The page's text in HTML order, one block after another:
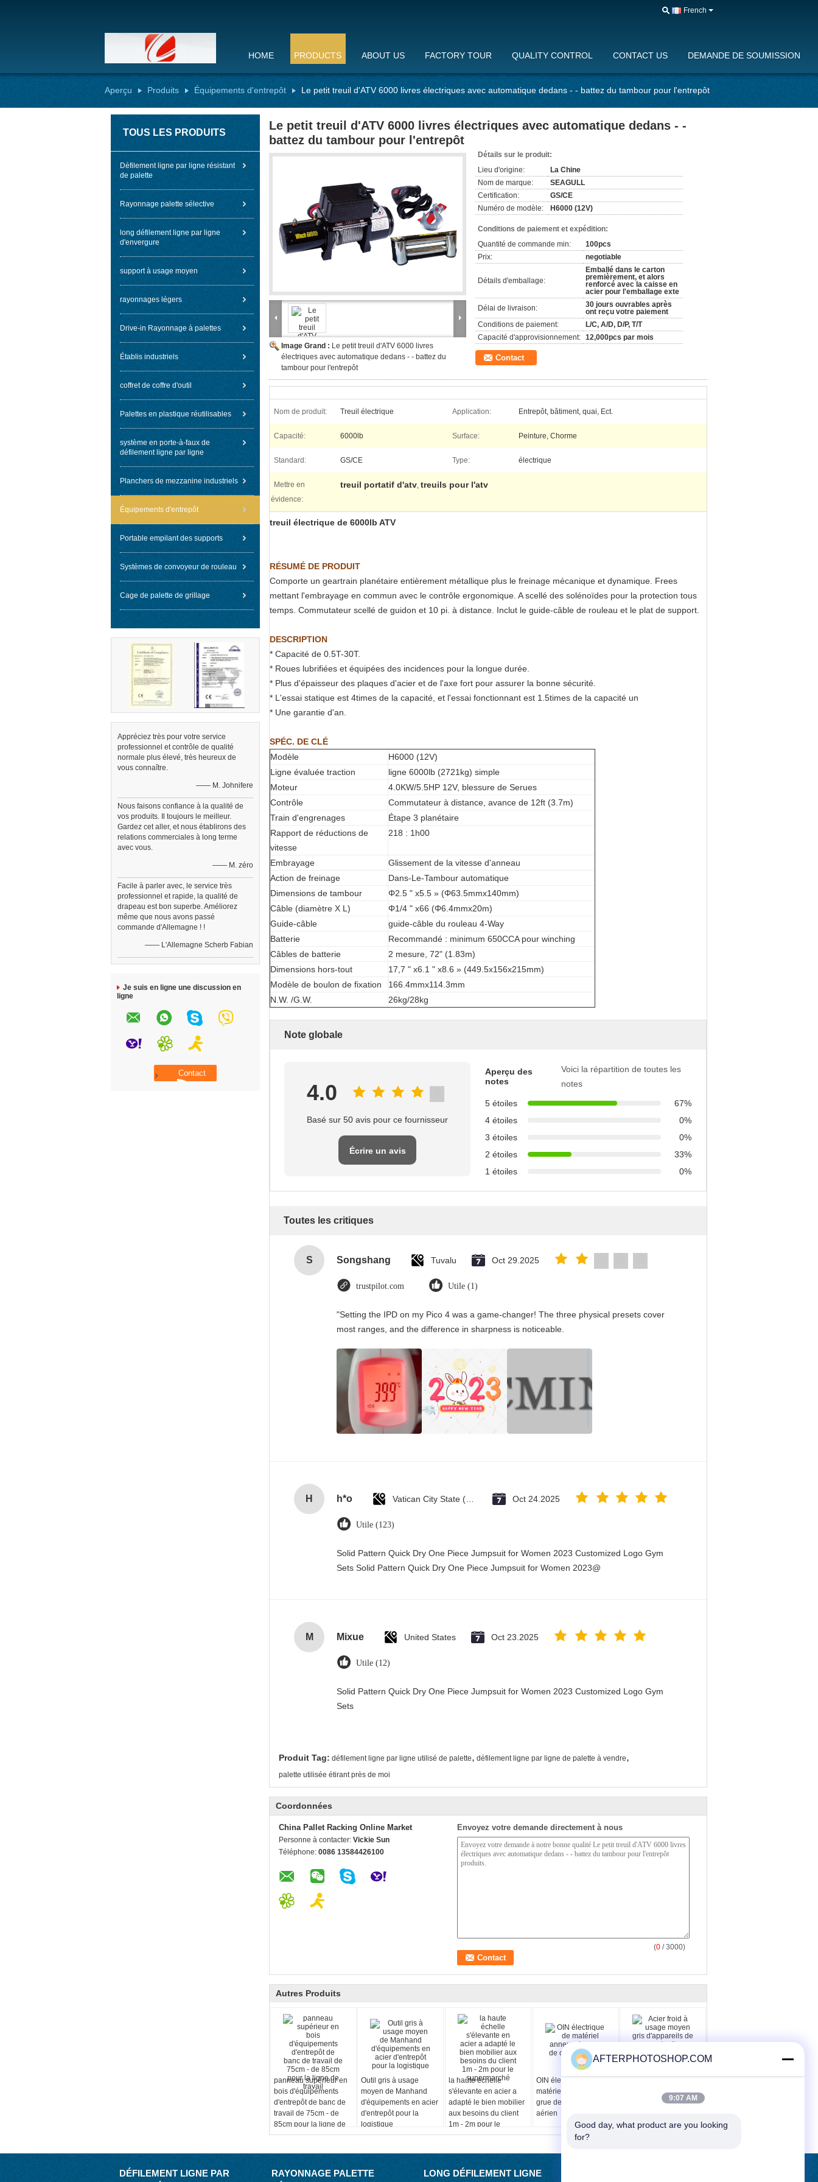
French
HOME PRODUCTS ABOUT US FACTORY TOUR QUALITY CONTROL CONTACT US DEMANDE DE SOUMISSION
Aperçu Produits Équipements d'entrepôt Le petit treuil d'ATV 6000 livres électriques avec automatique dedans - - battez du tambour pour l'entrepôt
TOUS LES PRODUITS
Défilement ligne par ligne résistant
de palette
Rayonnage palette sélective
long défilement ligne par ligne
d'envergure
support à usage moyen
rayonnages légers
Drive-in Rayonnage à palettes
Établis industriels
coffret de coffre d'outil
Palettes en plastique réutilisables
système en porte-à-faux de
défilement ligne par ligne
Planchers de mezzanine industriels
Équipements d'entrepôt
Portable empilant des supports
Systèmes de convoyeur de rouleau
Cage de palette de grillage
Appréciez très pour votre service
professionnel et contrôle de qualité
normale plus élevé, très heureux de
vous connaître.
—— M. Johnifere
Nous faisons confiance à la qualité de
vos produits. Il toujours le meilleur.
Gardez cet aller, et nous établirons des
relations commerciales à long terme
avec vous.
—— M. zéro
Facile à parler avec, le service très
professionnel et rapide, la qualité de
drapeau est bon superbe. Améliorez
même que nous avons passé
commande d'Allemagne ! !
—— L'Allemagne Scherb Fabian
Je suis en ligne une discussion en
ligne
Le petit treuil d'ATV 6000 livres électriques avec automatique dedans - -
battez du tambour pour l'entrepôt
Image Grand : Le petit treuil d'ATV 6000 livres
électriques avec automatique dedans - - battez du
tambour pour l'entrepôt
Détails sur le produit:
Lieu d'origine:
La Chine
Nom de marque:
SEAGULL
Certification:
GS/CE
Numéro de modèle:
H6000 (12V)
Conditions de paiement et expédition:
Quantité de commande min:
100pcs
Prix:
negotiable
Détails d'emballage:
Emballé dans le carton
premièrement, et alors
renforcé avec la caisse en
acier pour l'emballage exte
Délai de livraison:
30 jours ouvrables après
ont reçu votre paiement
Conditions de paiement:
L/C, A/D, D/P, T/T
Capacité d'approvisionnement: 12,000pcs par mois
Contact
Nom de produit: Treuil électrique Application: Entrepôt, bâtiment, quai, Ect.
Capacité: 6000lb Surface: Peinture, Chorme
Standard: GS/CE Type: électrique
Mettre en
évidence:
treuil portatif d'atv, treuils pour l'atv
treuil électrique de 6000lb ATV
RÉSUMÉ DE PRODUIT
Comporte un geartrain planétaire entièrement métallique plus le freinage mécanique et dynamique. Frees
mettant l'embrayage en commun avec le contrôle ergonomique. A scellé des solénoïdes pour la protection tous
temps. Commutateur scellé de guidon et 10 pi. à distance. Inclut le guide-câble de rouleau et le plat de support.
DESCRIPTION
* Capacité de 0.5T-30T.
* Roues lubrifiées et équipées des incidences pour la longue durée.
* Plus d'épaisseur des plaques d'acier et de l'axe fort pour assurer la bonne sécurité.
* L'essai statique est 4times de la capacité, et l'essai fonctionnant est 1.5times de la capacité un
* Une garantie d'an.
SPÉC. DE CLÉ
Modèle
H6000 (12V)
Ligne évaluée traction
ligne 6000lb (2721kg) simple
Moteur
4.0KW/5.5HP 12V, blessure de Serues
Contrôle
Commutateur à distance, avance de 12ft (3.7m)
Train d'engrenages
Étape 3 planétaire
Rapport de réductions de
vitesse
218 : 1h00
Embrayage
Glissement de la vitesse d'anneau
Action de freinage
Dans-Le-Tambour automatique
Dimensions de tambour
Φ2.5 " x5.5 » (Φ63.5mmx140mm)
Câble (diamètre X L)
Φ1/4 " x66 (Φ6.4mmx20m)
Guide-câble
guide-câble du rouleau 4-Way
Batterie
Recommandé : minimum 650CCA pour winching
Câbles de batterie
2 mesure, 72" (1.83m)
Dimensions hors-tout
17,7 " x6.1 " x8.6 » (449.5x156x215mm)
Modèle de boulon de fixation
166.4mmx114.3mm
N.W. /G.W.
26kg/28kg
Note globale
4.0
Basé sur 50 avis pour ce fournisseur
Écrire un avis
Aperçu des
notes
Voici la répartition de toutes les
notes
5 étoiles
67%
4 étoiles
0%
3 étoiles
0%
2 étoiles
33%
1 étoiles
0%
Toutes les critiques
S Songshang Tuvalu Oct 29.2025
trustpilot.com Utile (1)
"Setting the IPD on my Pico 4 was a game-changer! The three physical presets cover
most ranges, and the difference in sharpness is noticeable.
H h*o Oct 24.2025
Utile (123)
Solid Pattern Quick Dry One Piece Jumpsuit for Women 2023 Customized Logo Gym
Sets Solid Pattern Quick Dry One Piece Jumpsuit for Women 2023@
M Mixue United States Oct 23.2025
Utile (12)
Solid Pattern Quick Dry One Piece Jumpsuit for Women 2023 Customized Logo Gym
Sets
Produit Tag: défilement ligne par ligne utilisé de palette, défilement ligne par ligne de palette à vendre,
palette utilisée étirant près de moi
Coordonnées
China Pallet Racking Online Market
Personne à contacter: Vickie Sun
Téléphone: 0086 13584426100
Envoyez votre demande directement à nous
(0 / 3000)
Autres Produits
panneau supérieur en
bois d'équipements
d'entrepôt de banc de
travail de 75cm - de
85cm pour la ligne de
travail
Outil gris à usage
moyen de Manhand
d'équipements en acier
d'entrepôt pour la
logistique
la haute échelle
s'élevante en acier a
adapté le bien mobilier
aux besoins du client
1m - 2m pour le
supermarché
OIN électrique de
matériel annexe de
grue de déplacement
aérien
moyen gris d'appareils
de manutention
avec la roue
DÉFILEMENT LIGNE PAR
RAYONNAGE PALETTE
LONG DÉFILEMENT LIGNE
AFTERPHOTOSHOP.COM
9:07 AM
Good day, what product are you looking
for?